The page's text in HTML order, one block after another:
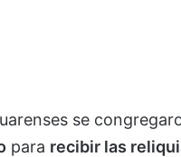
se
para recibir las